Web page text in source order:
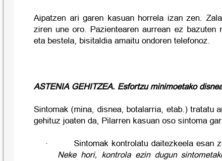
Aipatzen ari garen kasuan horrela izan zen.
ziren une oro. Pazientearen aurrean ez bazuten
eta bestela, bisitaldia amaitu ondoren telefonoz.
ASTENIA GEHITZEA. Esfortzu minimoetako
Sintomak (mina, disnea, botalarria, etab.) tratatu
gehituz joaten da, Pilarren kasuan oso sintoma
·
Sintomak kontrolatu daitezkeela esan
Neke hori, kontrola ezin dugun